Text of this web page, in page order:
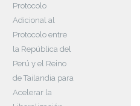
Protocolo
Adicional al
Protocolo entre
la República del
Perú y el Reino
de Tailandia para
Acelerar la